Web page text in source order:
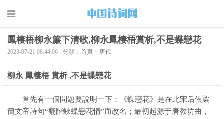
鳳棲梧柳永簾下清歌,柳永鳳棲梧賞析,不是蝶戀花
2023-07-21 08:44:06 分類： 首頁 > 唐代
柳永 鳳棲梧 賞析 ,不是蝶戀花
首先有一個問題要說明一下：《蝶戀花》是在北宋后依梁
簡文帝詩句“翻階蛺蝶戀花情”而改名；最初起源于唐教坊曲，